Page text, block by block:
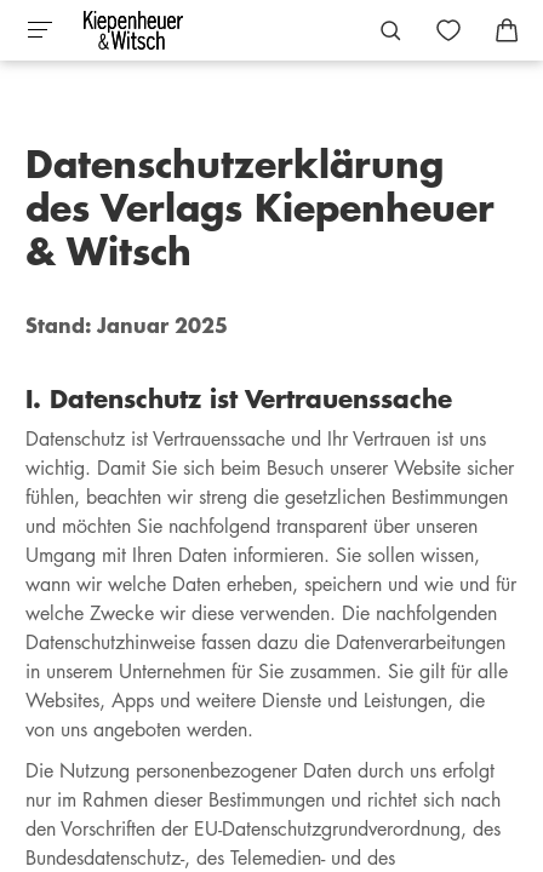
Datenschutzerklärung
des Verlags Kiepenheuer
& Witsch
Stand: Januar 2025
I. Datenschutz ist Vertrauenssache
Datenschutz ist Vertrauenssache und Ihr Vertrauen ist uns
wichtig. Damit Sie sich beim Besuch unserer Website sicher
fühlen, beachten wir streng die gesetzlichen Bestimmungen
und möchten Sie nachfolgend transparent über unseren
Umgang mit Ihren Daten informieren. Sie sollen wissen,
wann wir welche Daten erheben, speichern und wie und für
welche Zwecke wir diese verwenden. Die nachfolgenden
Datenschutzhinweise fassen dazu die Datenverarbeitungen
in unserem Unternehmen für Sie zusammen. Sie gilt für alle
Websites, Apps und weitere Dienste und Leistungen, die
von uns angeboten werden.
Die Nutzung personenbezogener Daten durch uns erfolgt
nur im Rahmen dieser Bestimmungen und richtet sich nach
den Vorschriften der EU-Datenschutzgrundverordnung, des
Bundesdatenschutz-, des Telemedien- und des